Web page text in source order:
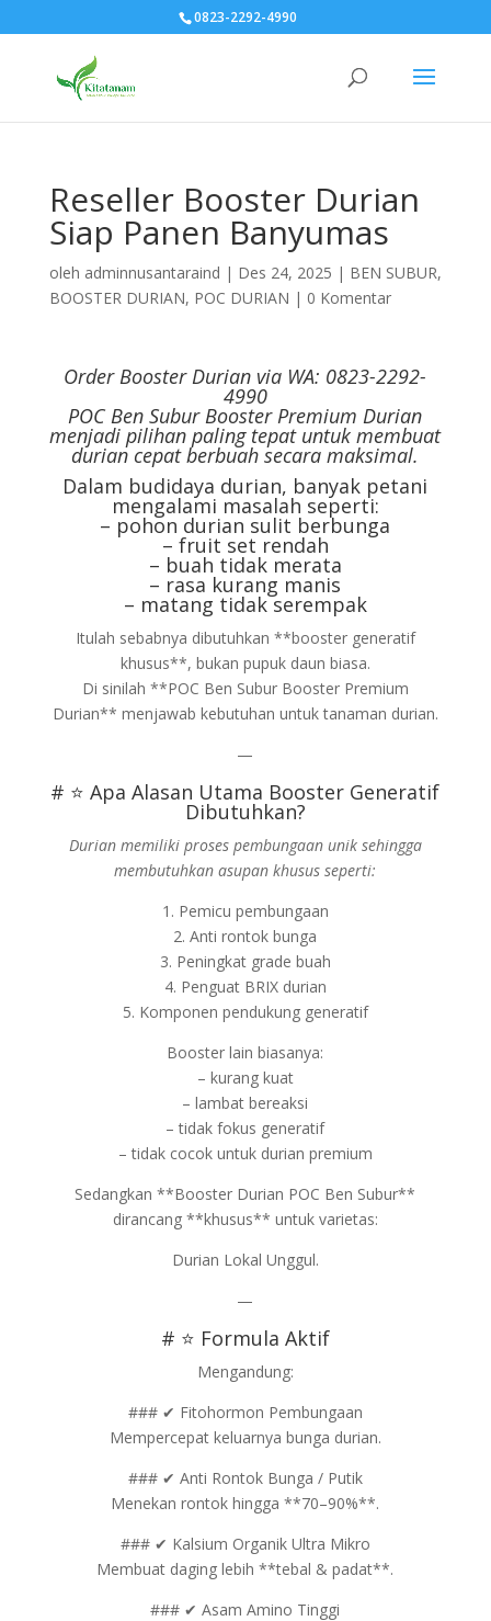
0823-2292-4990
Reseller Booster Durian
Siap Panen Banyumas
oleh adminnusantaraind | Des 24, 2025 | BEN SUBUR,
BOOSTER DURIAN, POC DURIAN | 0 Komentar
Order Booster Durian via WA: 0823-2292-
4990
POC Ben Subur Booster Premium Durian
menjadi pilihan paling tepat untuk membuat
durian cepat berbuah secara maksimal.
Dalam budidaya durian, banyak petani
mengalami masalah seperti:
– pohon durian sulit berbunga
– fruit set rendah
– buah tidak merata
– rasa kurang manis
– matang tidak serempak
Itulah sebabnya dibutuhkan **booster generatif
khusus**, bukan pupuk daun biasa.
Di sinilah **POC Ben Subur Booster Premium
Durian** menjawab kebutuhan untuk tanaman durian.
—
# ⭐ Apa Alasan Utama Booster Generatif
Dibutuhkan?
Durian memiliki proses pembungaan unik sehingga
membutuhkan asupan khusus seperti:
1. Pemicu pembungaan
2. Anti rontok bunga
3. Peningkat grade buah
4. Penguat BRIX durian
5. Komponen pendukung generatif
Booster lain biasanya:
– kurang kuat
– lambat bereaksi
– tidak fokus generatif
– tidak cocok untuk durian premium
Sedangkan **Booster Durian POC Ben Subur**
dirancang **khusus** untuk varietas:
Durian Lokal Unggul.
—
# ⭐ Formula Aktif
Mengandung:
### ✔ Fitohormon Pembungaan
Mempercepat keluarnya bunga durian.
### ✔ Anti Rontok Bunga / Putik
Menekan rontok hingga **70–90%**.
### ✔ Kalsium Organik Ultra Mikro
Membuat daging lebih **tebal & padat**.
### ✔ Asam Amino Tinggi